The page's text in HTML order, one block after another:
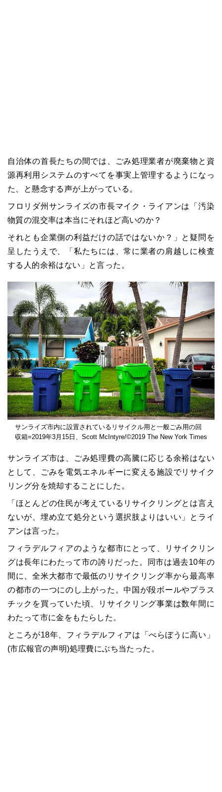
自治体の首長たちの間では、ごみ処理業者が廃棄物と資
源再利用システムのすべてを事実上管理するようになっ
た、と懸念する声が上がっている。
フロリダ州サンライズの市長マイク・ライアンは「汚染
物質の混交率は本当にそれほど高いのか？
それとも企業側の利益だけの話ではないか？」と疑問を
呈したうえで、「私たちには、常に業者の肩越しに検査
する人的余裕はない」と言った。
サンライズ市内に設置されているリサイクル用と一般ごみ用の回
収箱=2019年3月15日、Scott McIntyre/©2019 The New York Times
サンライズ市は、ごみ処理費の高騰に応じる余裕はない
として、ごみを電気エネルギーに変える施設でリサイク
リング分を焼却することにした。
「ほとんどの住民が考えているリサイクリングとは言え
ないが、埋め立て処分という選択肢よりはいい」とライ
アンは言った。
フィラデルフィアのような都市にとって、リサイクリン
グは長年にわたって市の誇りだった。同市は過去10年の
間に、全米大都市で最低のリサイクリング率から最高率
の都市の一つにのし上がった。中国が段ボールやプラス
チックを買っていた頃、リサイクリング事業は数年間に
わたって市に金をもたらした。
ところが18年、フィラデルフィアは「べらぼうに高い」
(市広報官の声明)処理費にぶち当たった。